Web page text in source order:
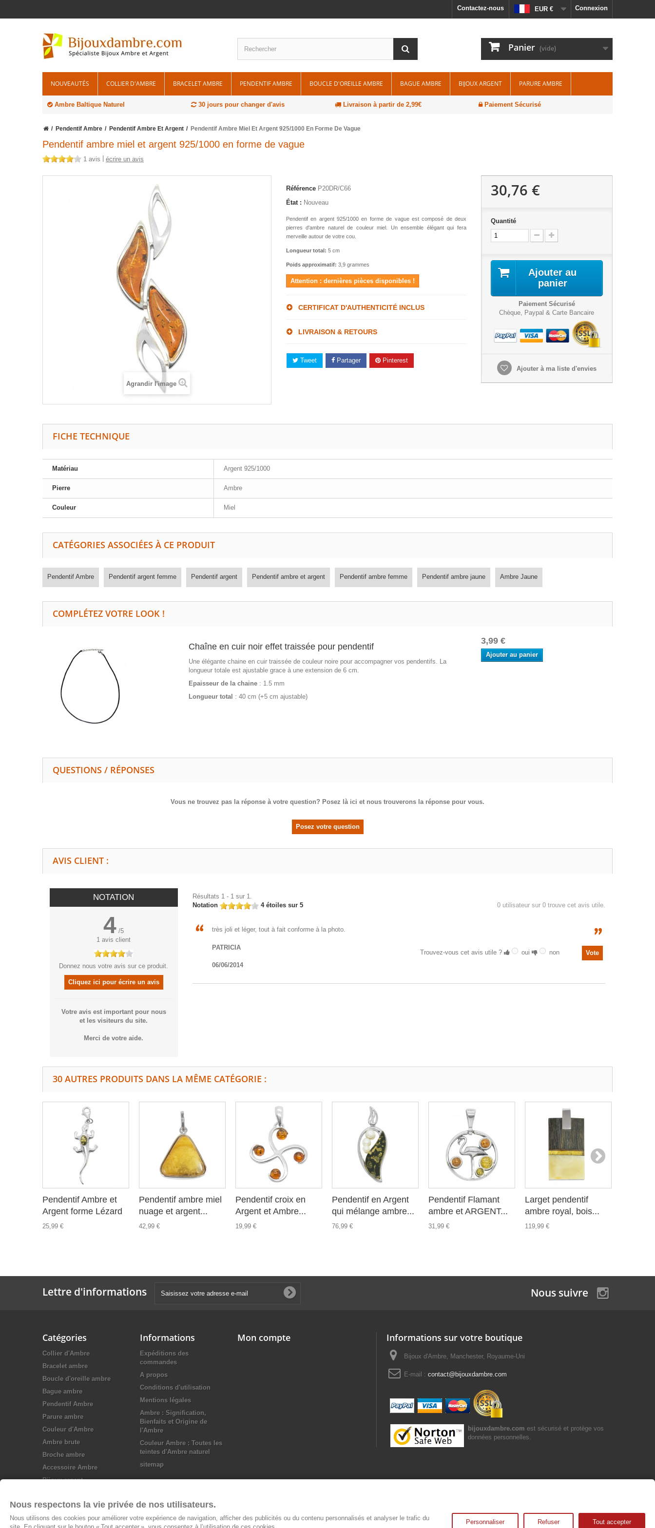
Connexion
EUR €
Contactez-nous
Panier (vide)
NOUVEAUTÉS COLLIER D'AMBRE BRACELET AMBRE PENDENTIF AMBRE BOUCLE D'OREILLE AMBRE BAGUE AMBRE BIJOUX ARGENT PARURE AMBRE
Ambre Baltique Naturel 30 jours pour changer d'avis Livraison à partir de 2,99€ Paiement Sécurisé
Pendentif Ambre Pendentif Ambre Et Argent Pendentif Ambre Miel Et Argent 925/1000 En Forme De Vague
Pendentif ambre miel et argent 925/1000 en forme de vague
1 avis écrire un avis
Agrandir l'image
Référence P20DR/C66
État : Nouveau
Pendentif en argent 925/1000 en forme de vague est composé de deux
pierres d'ambre naturel de couleur miel. Un ensemble élégant qui fera
merveille autour de votre cou.
Longueur total: 5 cm
Poids approximatif: 3,9 grammes
Attention : dernières pièces disponibles !
CERTIFICAT D'AUTHENTICITÉ INCLUS
LIVRAISON & RETOURS
Tweet Partager Pinterest
30,76 €
Quantité
Ajouter au
panier
Paiement Sécurisé
Chèque, Paypal & Carte Bancaire
Ajouter à ma liste d'envies
FICHE TECHNIQUE
Matériau Argent 925/1000
Pierre Ambre
Couleur Miel
CATÉGORIES ASSOCIÉES À CE PRODUIT
Pendentif Ambre Pendentif argent femme Pendentif argent Pendentif ambre et argent Pendentif ambre femme Pendentif ambre jaune Ambre Jaune
COMPLÉTEZ VOTRE LOOK !
Chaîne en cuir noir effet traissée pour pendentif
Une élégante chaine en cuir traissée de couleur noire pour accompagner vos pendentifs. La
longueur totale est ajustable grace à une extension de 6 cm.
Epaisseur de la chaine : 1.5 mm
Longueur total : 40 cm (+5 cm ajustable)
3,99 €
Ajouter au panier
QUESTIONS / RÉPONSES
Vous ne trouvez pas la réponse à votre question? Posez là ici et nous trouverons la réponse pour vous.
Posez votre question
AVIS CLIENT :
NOTATION
4 /5
1 avis client
Donnez nous votre avis sur ce produit.
Cliquez ici pour écrire un avis
Votre avis est important pour nous
et les visiteurs du site.
Merci de votre aide.
Résultats 1 - 1 sur 1.
0 utilisateur sur 0 trouve cet avis utile.
Notation 4 étoiles sur 5
très joli et léger, tout à fait conforme à la photo.
Trouvez-vous cet avis utile ? oui non
PATRICIA
06/06/2014
30 AUTRES PRODUITS DANS LA MÊME CATÉGORIE :
Pendentif Ambre et
Argent forme Lézard
25,99 €
Pendentif ambre miel
nuage et argent...
42,99 €
Pendentif croix en
Argent et Ambre...
19,99 €
Pendentif en Argent
qui mélange ambre...
76,99 €
Pendentif Flamant
ambre et ARGENT...
31,99 €
Larget pendentif
ambre royal, bois...
119,99 €
Lettre d'informations Nous suivre
Catégories
Collier d'Ambre
Bracelet ambre
Boucle d'oreille ambre
Bague ambre
Pendentif Ambre
Parure ambre
Couleur d'Ambre
Ambre brute
Broche ambre
Accessoire Ambre
Bijoux argent
Informations
Expéditions des
commandes
A propos
Conditions d'utilisation
Mentions légales
Ambre : Signification,
Bienfaits et Origine de
l'Ambre
Couleur Ambre : Toutes les
teintes d'Ambre naturel
sitemap
Mon compte Informations sur votre boutique
Bijoux d'Ambre, Manchester, Royaume-Uni
E-mail : contact@bijouxdambre.com
bijouxdambre.com est sécurisé et protège vos
données personnelles.
Nous respectons la vie privée de nos utilisateurs.
Nous utilisons des cookies pour améliorer votre expérience de navigation, afficher des publicités ou du contenu personnalisés et analyser le trafic du
Personnaliser Refuser Tout accepter